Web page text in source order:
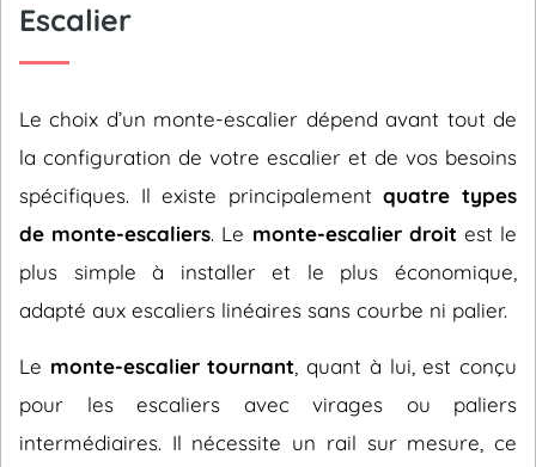
Escalier
Le choix d’un monte-escalier dépend avant tout de
la configuration de votre escalier et de vos besoins
spécifiques. Il existe principalementquatre types
de monte-escaliers. Le monte-escalier droit est le
plus simple à installer et le plus économique,
adapté aux escaliers linéaires sans courbe ni palier.
Le monte-escalier tournant , quant à lui, est conçu
pour les escaliers avec virages ou paliers
intermédiaires. Il nécessite un rail sur mesure, ce